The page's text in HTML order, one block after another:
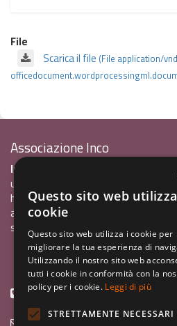
File
Scarica il file (File application/
Associazione Inco
InCo - Interculturalità &
un'associazione di promozione
ha l'obiettivo di promuovere gli
al fine accrescere tra i giovani la
solidarietà internazionale.
Privacy policy.pdf
+39 0461 1822775
info@incoweb.org
Questo sito web utilizza
cookie
Questo sito web utilizza i cookie per
migliorare la tua esperienza di
Utilizzando il nostro sito web
tutti i cookie in conformità con la
policy per i cookie. Leggi di più
STRETTAMENTE NECESSARI